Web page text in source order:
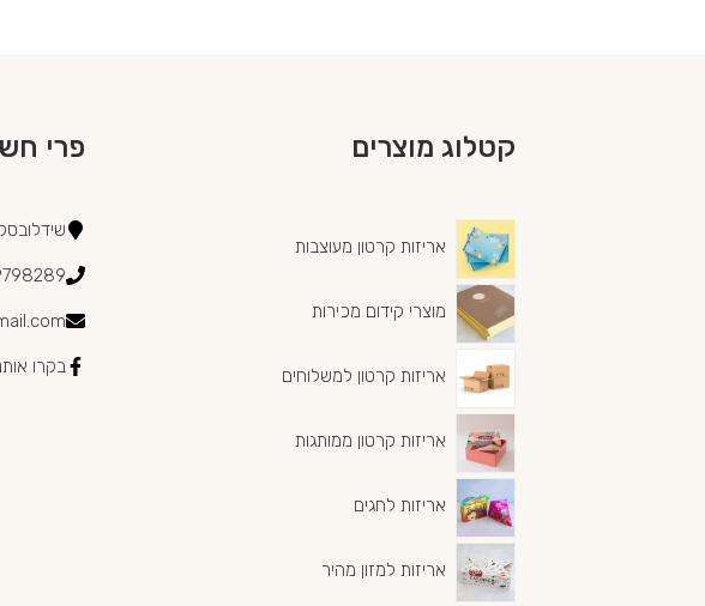
קטלוג מוצרים
אריזות קרטון מעוצבות
מוצרי קידום מכירות
אריזות קרטון למשלוחים
אריזות קרטון ממותגות
אריזות לחגים
אריזות למזון מהיר
פרי
בקרו